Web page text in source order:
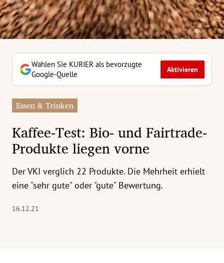
Untermenü
Untermenü
Untermenü
Untermenü
Untermenü
Untermenü
Untermenü
Wählen Sie KURIER als bevorzugte
Google-Quelle
Aktivieren
Essen & Trinken
Kaffee-Test: Bio- und Fairtrade-
Produkte liegen vorne
Der VKI verglich 22 Produkte. Die Mehrheit erhielt
eine "sehr gute" oder "gute" Bewertung.
16.12.21